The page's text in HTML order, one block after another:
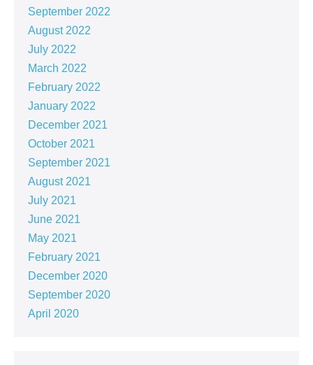
September 2022
August 2022
July 2022
March 2022
February 2022
January 2022
December 2021
October 2021
September 2021
August 2021
July 2021
June 2021
May 2021
February 2021
December 2020
September 2020
April 2020